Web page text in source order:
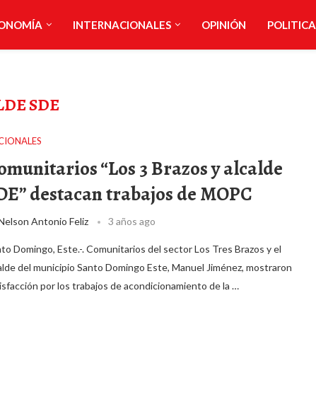
INTERNACIONALES OPINIÓN POLITICA
SDE
“Los 3 Brazos y alcalde
destacan trabajos de MOPC
Antonio Feliz 3 años ago
Domingo, Este.-. Comunitarios del sector Los Tres Brazos y el
del municipio Santo Domingo Este, Manuel Jiménez, mostraron
por los trabajos de acondicionamiento de la …